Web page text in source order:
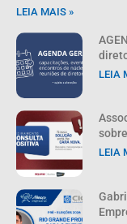
LEIA MAIS »
LEIA
LEIA